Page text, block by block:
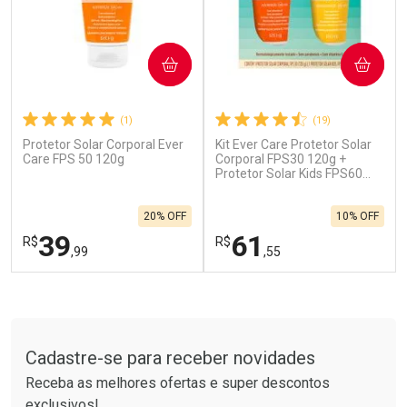
Ativar Desconto
Por R$ 664,02/cada
Ativar Desconto
Comprar sem Desconto
(1)
Protetor Solar Corporal Ever
Care FPS 50 120g
R$39,99
20% OFF
COMPRAR
Laboratório
Por Menos
(19)
Kit Ever Care Protetor Solar
Corporal FPS30 120g +
Protetor Solar Kids FPS60
R$61 ,55
10% OFF
COMPRAR
Laboratório
Por Menos
Cadastre-se para receber novidades
Receba as melhores ofertas e super descontos